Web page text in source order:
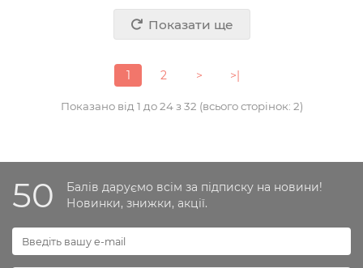
Показати ще
1 2 > >|
Показано від 1 до 24 з 32 (всього сторінок: 2)
50
Балів даруємо всім за підписку на новини!
Новинки, знижки, акції.